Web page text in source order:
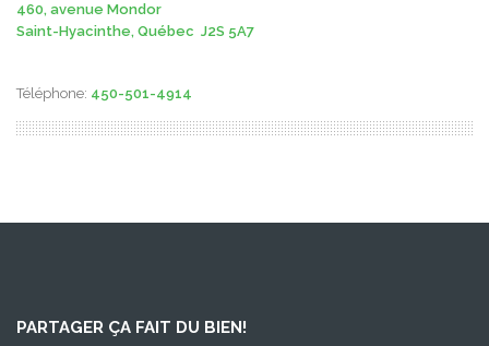
460, avenue Mondor
Saint-Hyacinthe, Québec J2S 5A7
Téléphone: 450-501-4914
PARTAGER ÇA FAIT DU BIEN!